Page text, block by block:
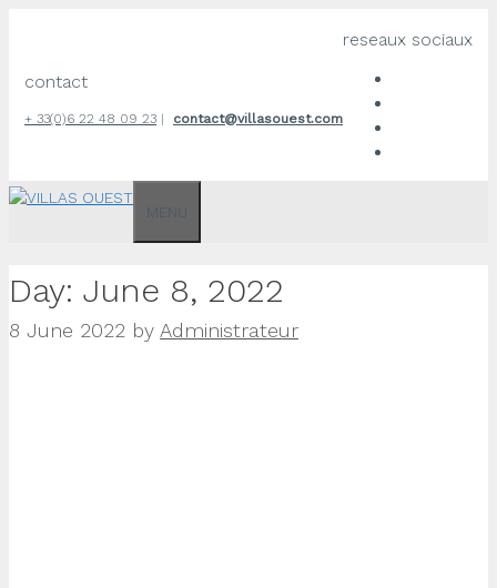
content
contact
+ 33(0)6 22 48 09 23 | contact@villasouest.com
reseaux sociaux
MENU
Day: June 8, 2022
8 June 2022 by Administrateur